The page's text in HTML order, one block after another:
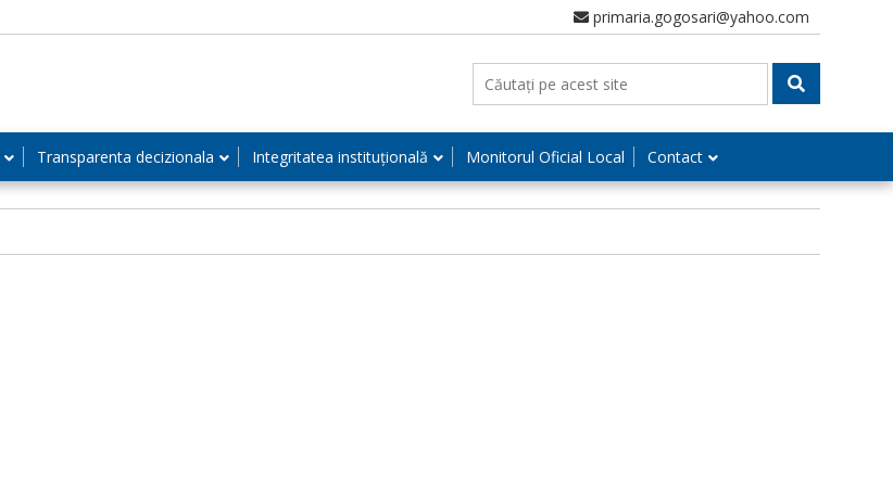
primaria.gogosari@yahoo.com
Transparenta decizionala Integritatea instituțională Monitorul Oficial Local Contact